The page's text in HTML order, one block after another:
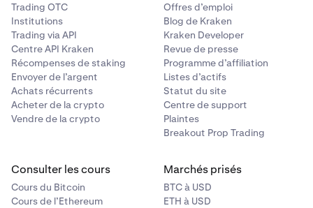
Trading OTC
Institutions
Trading via API
Centre API Kraken
Récompenses de staking
Envoyer de l’argent
Achats récurrents
Acheter de la crypto
Vendre de la crypto
Offres d’emploi
Blog de Kraken
Kraken Developer
Revue de presse
Programme d’affiliation
Listes d’actifs
Statut du site
Centre de support
Plaintes
Breakout Prop Trading
Consulter les cours
Cours du Bitcoin
Cours de l’Ethereum
Marchés prisés
BTC à USD
ETH à USD